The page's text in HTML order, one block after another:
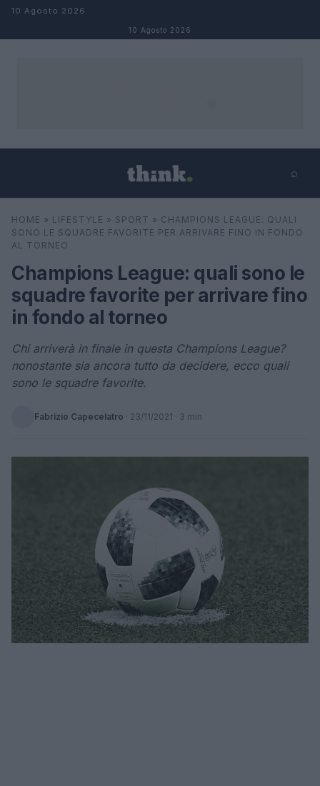
Salta al contenuto
10 Agosto 2026
10 Agosto 2026
⌕
Cerca ⌕ ×
HOME » LIFESTYLE » SPORT » CHAMPIONS LEAGUE: QUALI
SONO LE SQUADRE FAVORITE PER ARRIVARE FINO IN FONDO
AL TORNEO
Champions League: quali sono le
squadre favorite per arrivare fino
in fondo al torneo
Chi arriverà in finale in questa Champions League?
nonostante sia ancora tutto da decidere, ecco quali
sono le squadre favorite.
Fabrizio Capecelatro · 23/11/2021 · 3 min